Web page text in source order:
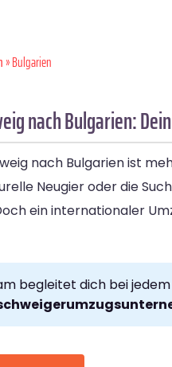
» Bulgarien
nach Bulgarien:
nach Bulgarien ist
Neugier oder die
ein internationaler
begleitet dich bei